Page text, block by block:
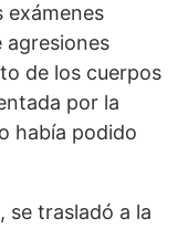
exámenes
de los cuerpos
por la
había podido
se trasladó a la